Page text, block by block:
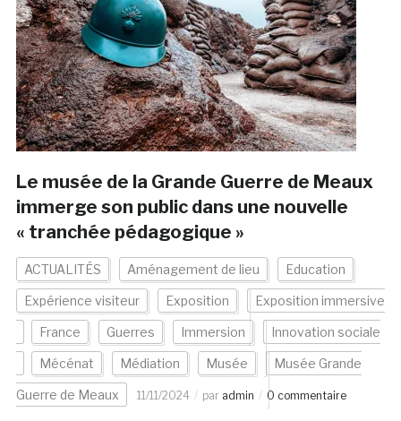
Le musée de la Grande Guerre de Meaux
immerge son public dans une nouvelle
« tranchée pédagogique »
ACTUALITÉS Aménagement de lieu Education
Expérience visiteur Exposition Exposition immersive
France Guerres Immersion Innovation sociale
Mécénat Médiation Musée Musée Grande
Guerre de Meaux 11/11/2024 par admin 0 commentaire